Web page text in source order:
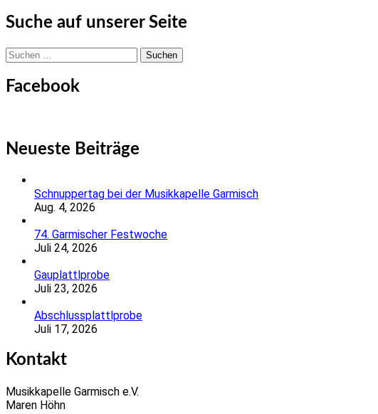
Suche auf unserer Seite
Suchen
nach:
Facebook
Neueste Beiträge
Schnuppertag bei der Musikkapelle Garmisch
Aug. 4, 2026
74. Garmischer Festwoche
Juli 24, 2026
Gauplattlprobe
Juli 23, 2026
Abschlussplattlprobe
Juli 17, 2026
Kontakt
Musikkapelle Garmisch e.V.
Maren Höhn